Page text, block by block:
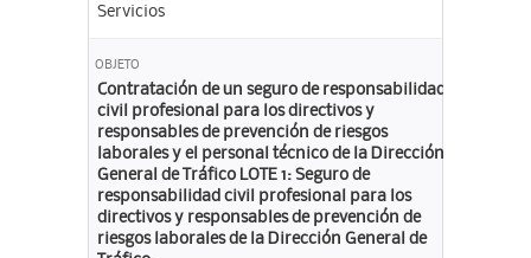
Servicios
OBJETO
Contratación de un seguro de responsabilidad
civil profesional para los directivos y
responsables de prevención de riesgos
laborales y el personal técnico de la Dirección
General de Tráfico LOTE 1: Seguro de
responsabilidad civil profesional para los
directivos y responsables de prevención de
riesgos laborales de la Dirección General de